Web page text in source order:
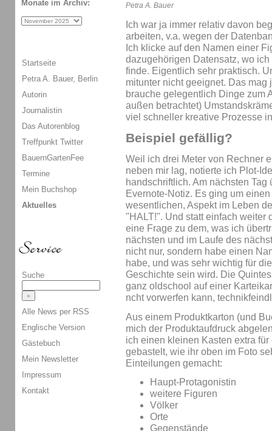
Petra A. Bauer
Ich war ja immer relativ davon
arbeiten, v.a. wegen der
Ich klicke auf den Namen einer
dazugehörigen Datensatz, wo
finde. Eigentlich sehr praktisch.
mitunter nicht geeignet. Das
brauche gelegentlich Dinge zum
außen betrachtet)
viel schneller kreative Prozesse
Beispiel gefällig?
Weil ich drei Meter von Rechner
neben mir lag, notierte ich Plot-
handschriftlich. Am nächsten
Evernote-Notiz. Es ging um
wesentlichen, Aspekt im Leben
"HALT!". Und statt einfach weiter
eine Frage zu dem, was ich
nächsten und im Laufe des
nicht nur, sondern habe einen
habe, und was sehr wichtig für
Geschichte sein wird. Die
ganz oldschool auf einer
ncht vorwerfen kann,
Aus einem Produktkarton (und
mich der Produktaufdruck
ich einen kleinen Kasten extra
gebastelt, wie ihr oben im Foto
Einteilungen gemacht:
Haupt-Protagonistin
weitere Figuren
Völker
Orte
Gegenstände
Monate im Archiv:
Startseite
Petra A. Bauer, Berlin
Autorin
Journalistin
Das Autorenblog
Treffpunkt Twitter
BauernGartenFee
Termine
Mein Buchshop
Aktuelles
Suche
Alle News per RSS
Englische Version
Gästebuch
Mein Newsletter
Impressum
Kontakt